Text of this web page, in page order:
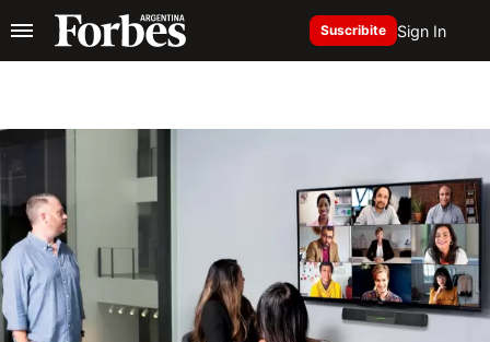
Suscribite Sign In